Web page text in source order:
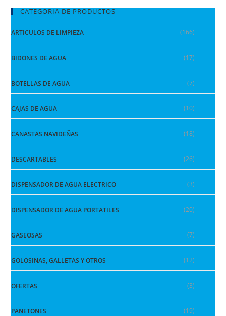
CATEGORIA DE PRODUCTOS
ARTICULOS DE LIMPIEZA (166)
BIDONES DE AGUA (17)
BOTELLAS DE AGUA (7)
CAJAS DE AGUA (10)
CANASTAS NAVIDEÑAS (18)
DESCARTABLES (26)
DISPENSADOR DE AGUA ELECTRICO (3)
DISPENSADOR DE AGUA PORTATILES (20)
GASEOSAS (7)
GOLOSINAS, GALLETAS Y OTROS (12)
OFERTAS (3)
PANETONES (19)